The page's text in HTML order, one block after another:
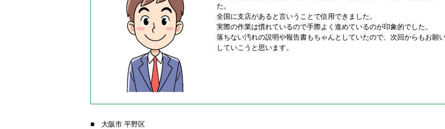
た。
全国に支店があると言いうことで信用できました。
実際の作業は慣れているので手際よく進めているのが印象的でした。
落ちない汚れの説明や報告書もちゃんとしていたので、次回からもお願
していこうと思います。
■ 大阪市 平野区